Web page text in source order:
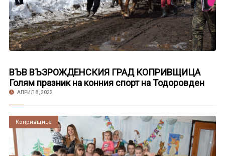
ВЪВ ВЪЗРОЖДЕНСКИЯ ГРАД КОПРИВЩИЦА
Голям празник на конния спорт на Тодоровден
АПРИЛ 8, 2022
Копривщица